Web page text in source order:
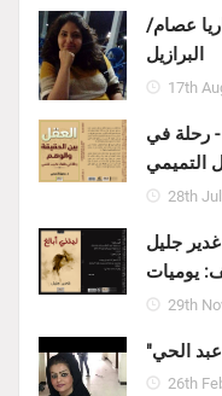
عصام/
البرازيل
17th
- رحلة في
التميمي
28th
جليل
يوميات
29th
الحي
26th